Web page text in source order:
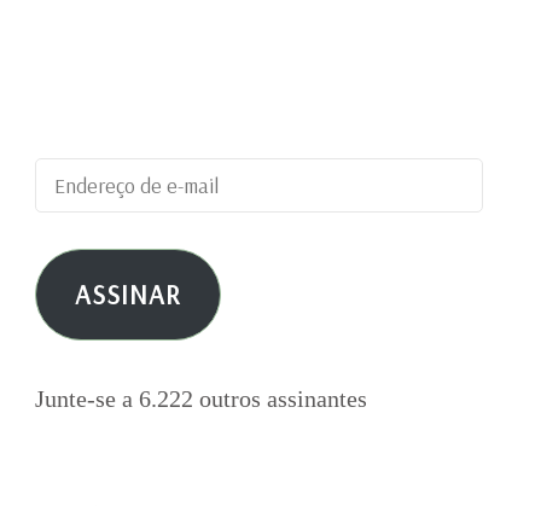
Endereço
de
e-
mail ASSINAR
Junte-se a 6.222 outros assinantes